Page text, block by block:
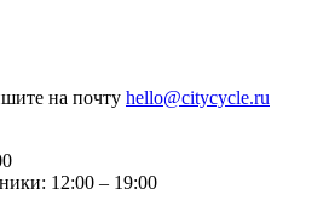
на почту hello@citycycle.ru
12:00 – 19:00